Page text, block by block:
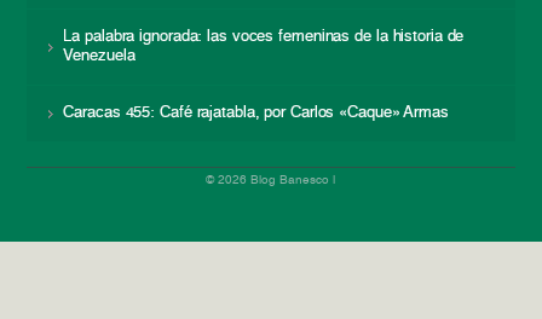
La palabra ignorada: las voces femeninas de la historia de
Venezuela
Caracas 455: Café rajatabla, por Carlos «Caque» Armas
© 2026 Blog Banesco |